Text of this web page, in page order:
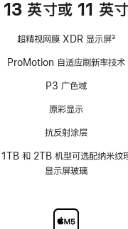
13 英寸或 11 英寸
超精视网膜 XDR 显示屏
注
3
ProMotion 自适应刷新率技术
P3 广色域
原彩显示
抗反射涂层
1TB 和 2TB 机型可选配纳米纹
显示屏玻璃